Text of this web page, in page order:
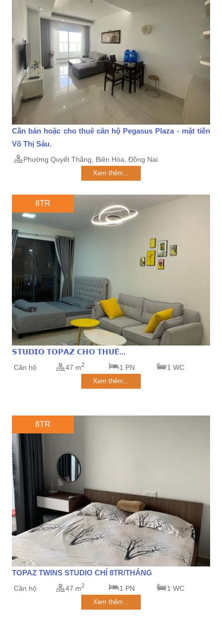
Cần bán hoặc cho thuê căn hộ Pegasus Plaza - mặt tiền
Võ Thị Sáu.
Phường Quyết Thắng, Biên Hòa, Đồng Nai
Xem thêm...
8TR
𝗦𝗧𝗨𝗗𝗜𝗢 𝗧𝗢𝗣𝗔𝗭 𝗖𝗛𝗢 𝗧𝗛𝗨𝗘̂...
Căn hộ 47 m2 1 PN 1 WC
Xem thêm...
8TR
TOPAZ TWINS STUDIO CHỈ 8TR/THÁNG
Căn hộ 47 m2 1 PN 1 WC
Xem thêm...